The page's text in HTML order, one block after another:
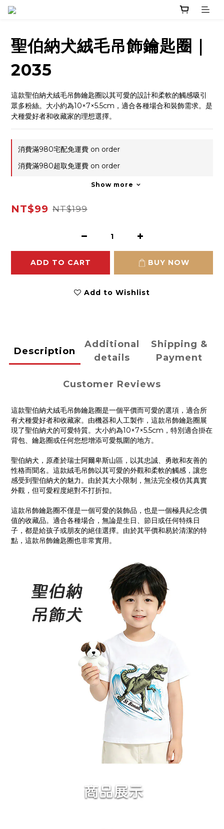
聖伯納犬絨毛吊飾鑰匙圈｜
2035
這款聖伯納犬絨毛吊飾鑰匙圈以其可愛的設計和柔軟的觸感吸引
眾多粉絲。大小約為10×7×5.5cm，適合各種場合和裝飾需求。是
犬種愛好者和收藏家的理想選擇。
消費滿980宅配免運費 on order
消費滿980超取免運費 on order
Show more
NT$99 NT$199
ADD TO CART BUY NOW
Add to Wishlist
Description
Additional
details
Shipping &
Payment
Customer Reviews
這款聖伯納犬絨毛吊飾鑰匙圈是一個平價而可愛的選項，適合所
有犬種愛好者和收藏家。由機器和人工製作，這款吊飾鑰匙圈展
現了聖伯納犬的可愛特質。大小約為10×7×5.5cm，特別適合掛在
背包、鑰匙圈或任何您想增添可愛氛圍的地方。
聖伯納犬，原產於瑞士阿爾卑斯山區，以其忠誠、勇敢和友善的
性格而聞名。這款絨毛吊飾以其可愛的外觀和柔軟的觸感，讓您
感受到聖伯納犬的魅力。由於其大小限制，無法完全模仿其真實
外觀，但可愛程度絕對不打折扣。
這款吊飾鑰匙圈不僅是一個可愛的裝飾品，也是一個極具紀念價
值的收藏品。適合各種場合，無論是生日、節日或任何特殊日
子，都是給孩子或朋友的絕佳選擇。由於其平價和易於清潔的特
點，這款吊飾鑰匙圈也非常實用。